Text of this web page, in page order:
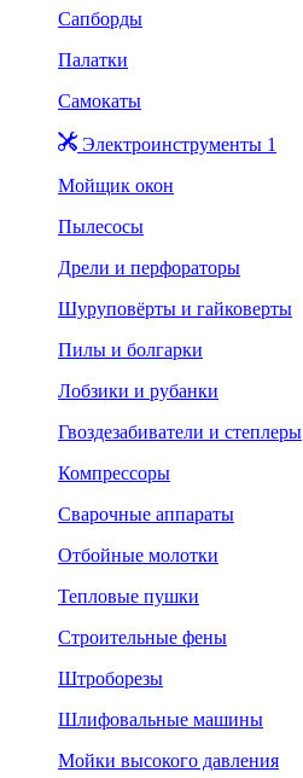
Сапборды
Палатки
Самокаты
Электроинструменты 1
Мойщик окон
Пылесосы
Дрели и перфораторы
Шуруповёрты и гайковерты
Пилы и болгарки
Лобзики и рубанки
Гвоздезабиватели и степлеры
Компрессоры
Сварочные аппараты
Отбойные молотки
Тепловые пушки
Строительные фены
Штроборезы
Шлифовальные машины
Мойки высокого давления